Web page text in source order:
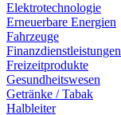
Elektrotechnologie
Erneuerbare Energien
Fahrzeuge
Finanzdienstleistungen
Freizeitprodukte
Gesundheitswesen
Getränke / Tabak
Halbleiter